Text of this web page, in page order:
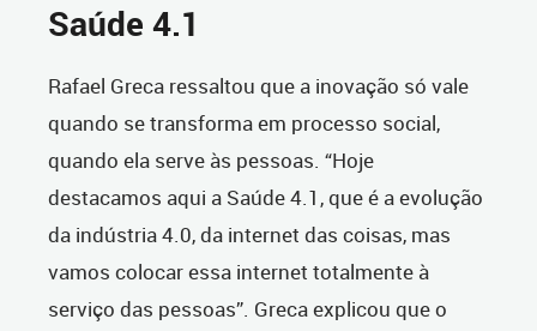
Saúde 4.1
Rafael Greca ressaltou que a inovação só vale
quando se transforma em processo social,
quando ela serve às pessoas. “Hoje
destacamos aqui a Saúde 4.1, que é a evolução
da indústria 4.0, da internet das coisas, mas
vamos colocar essa internet totalmente à
serviço das pessoas”. Greca explicou que o